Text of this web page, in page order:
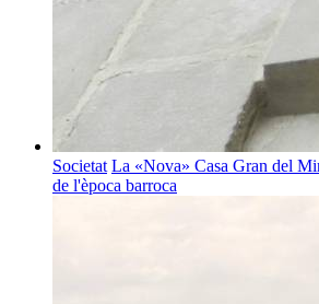
Societat La «Nova» Casa Gran del
de l'època barroca